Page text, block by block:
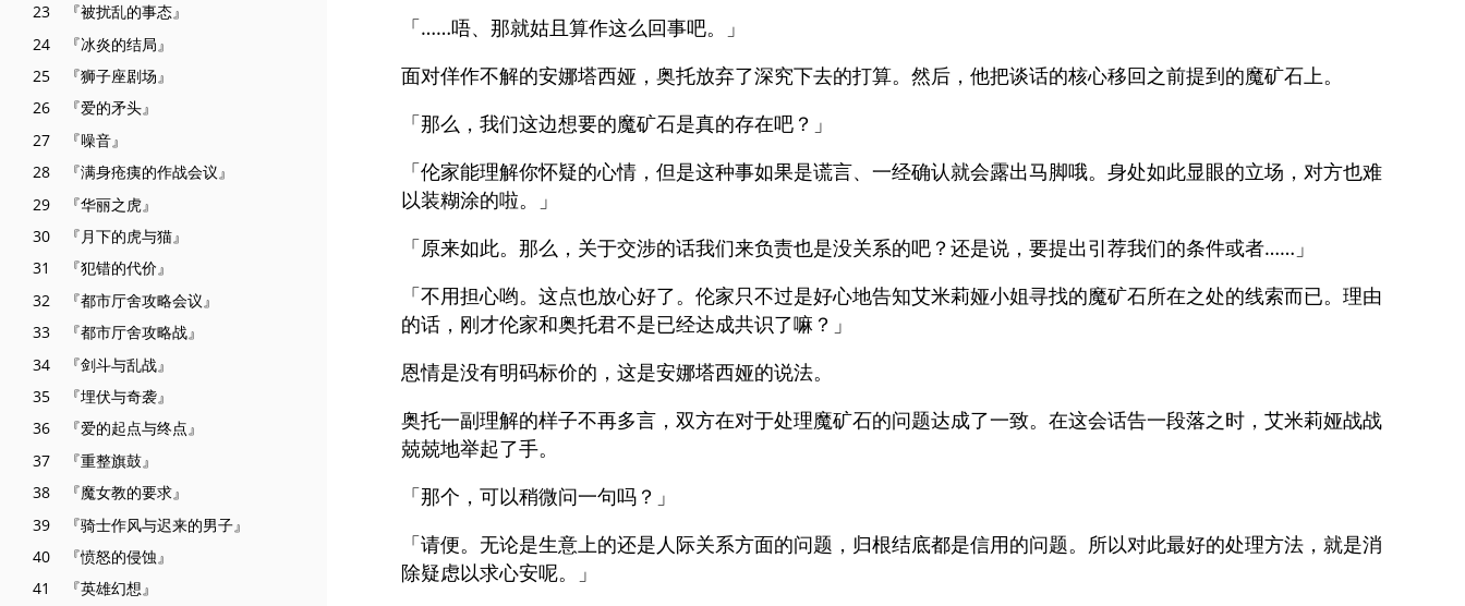
23 『被扰乱的事态』
24 『冰炎的结局』
25 『狮子座剧场』
26 『爱的矛头』
27 『噪音』
28 『满身疮痍的作战会议』
29 『华丽之虎』
30 『月下的虎与猫』
31 『犯错的代价』
32 『都市厅舍攻略会议』
33 『都市厅舍攻略战』
34 『剑斗与乱战』
35 『埋伏与奇袭』
36 『爱的起点与终点』
37 『重整旗鼓』
38 『魔女教的要求』
39 『骑士作风与迟来的男子』
40 『愤怒的侵蚀』
41 『英雄幻想』
「……唔、那就姑且算作这么回事吧。」
面对佯作不解的安娜塔西娅，奥托放弃了深究下去的打算。然后，他把谈话的核心移回之前提到的魔矿石上。
「那么，我们这边想要的魔矿石是真的存在吧？」
「伦家能理解你怀疑的心情，但是这种事如果是谎言、一经确认就会露出马脚哦。身处如此显眼的立场，对方也难
以装糊涂的啦。」
「原来如此。那么，关于交涉的话我们来负责也是没关系的吧？还是说，要提出引荐我们的条件或者……」
「不用担心哟。这点也放心好了。伦家只不过是好心地告知艾米莉娅小姐寻找的魔矿石所在之处的线索而已。理由
的话，刚才伦家和奥托君不是已经达成共识了嘛？」
恩情是没有明码标价的，这是安娜塔西娅的说法。
奥托一副理解的样子不再多言，双方在对于处理魔矿石的问题达成了一致。在这会话告一段落之时，艾米莉娅战战
兢兢地举起了手。
「那个，可以稍微问一句吗？」
「请便。无论是生意上的还是人际关系方面的问题，归根结底都是信用的问题。所以对此最好的处理方法，就是消
除疑虑以求心安呢。」